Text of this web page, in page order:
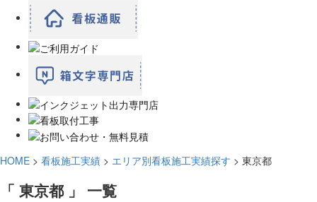
HOME > 看板施工実績 > エリア別看板施工実績探す > 東京都
「 東京都 」 一覧